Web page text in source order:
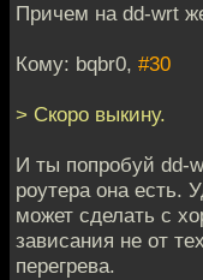
Причем на dd-wrt
Кому: bqbr0, #30
> Скоро выкину.
И ты попробуй dd-
роутера она есть.
может сделать с
зависания не от
перегрева.